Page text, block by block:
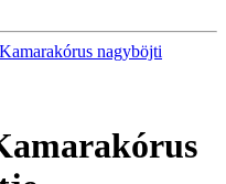
nagyböjti